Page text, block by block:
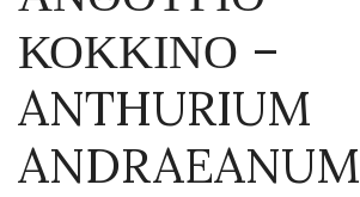
ΚΟΚΚΙΝΟ –
ANTHURIUM
ANDRAEANUM